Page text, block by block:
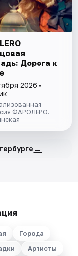
Дорога к
2026 •
ФАРОЛЕРО.
→
Города
Артисты